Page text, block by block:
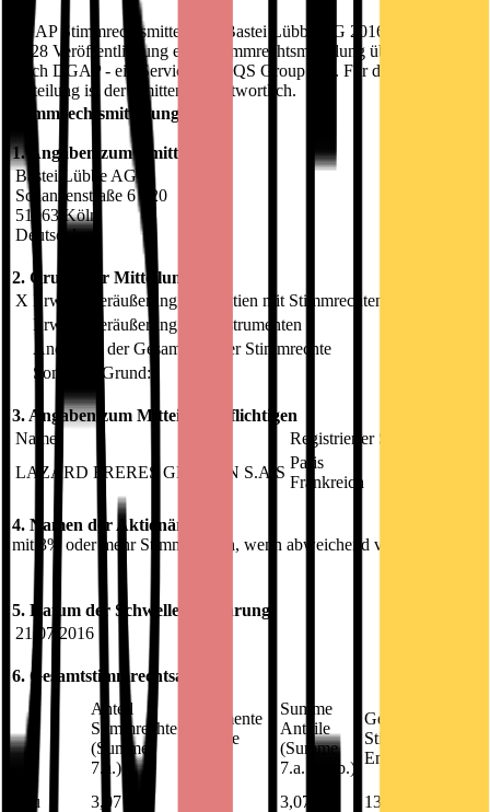
DGAP Stimmrechtsmitteilung: Bastei Lübbe AG 2016-07-28 /
16:28 Veröffentlichung einer Stimmrechtsmitteilung übermittelt
durch DGAP - ein Service der EQS Group AG. Für den Inhalt der
Mitteilung ist der Emittent verantwortlich.
Stimmrechtsmitteilung
1. Angaben zum Emittenten
Bastei Lübbe AG
Schanzenstraße 6 - 20
51063 Köln
Deutschland
2. Grund der Mitteilung
X Erwerb/Veräußerung von Aktien mit Stimmrechten
Erwerb/Veräußerung von Instrumenten
Änderung der Gesamtzahl der Stimmrechte
Sonstiger Grund:
3. Angaben zum Mitteilungspflichtigen
Name:
Registrierter Sitz und Staat:
LAZARD FRERES GESTION S.A.S
Paris
Frankreich
4. Namen der Aktionäre
mit 3% oder mehr Stimmrechten, wenn abweichend von 3.
5. Datum der Schwellenberührung
21.07.2016
6. Gesamtstimmrechtsanteile
Anteil
Stimmrechte
(Summe
7.a.)
Instrumente
(Summe
Summe
Anteile
(Summe
7.a. + 7.b.)
Gesamtzahl
Stimmrechte des
Emittenten
neu 3,07 % 3,07 %
13300000